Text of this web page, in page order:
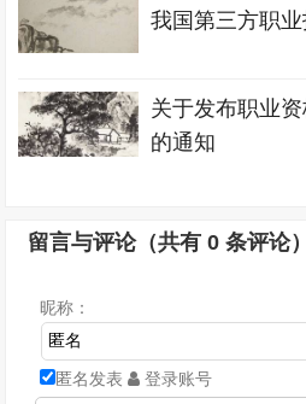
我国第三方职
关于发布职业
的通知
留言与评论（共有0 条评论）
昵称：
匿名发表 登录账号